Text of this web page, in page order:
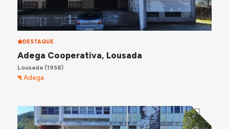
DESTAQUE
Adega Cooperativa, Lousada
Lousada(1958)
Adega